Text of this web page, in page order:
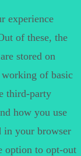
experience
of these, the
stored on
working of basic
third-party
how you use
in your browser
option to opt-out